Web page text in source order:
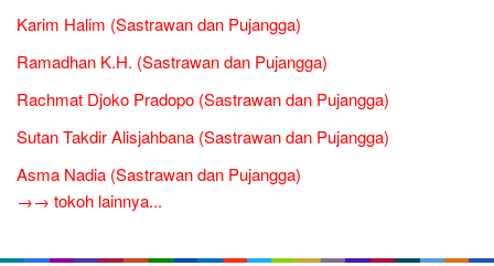
Karim Halim (Sastrawan dan Pujangga)
Ramadhan K.H. (Sastrawan dan Pujangga)
Rachmat Djoko Pradopo (Sastrawan dan Pujangga)
Sutan Takdir Alisjahbana (Sastrawan dan Pujangga)
Asma Nadia (Sastrawan dan Pujangga)
→→ tokoh lainnya...